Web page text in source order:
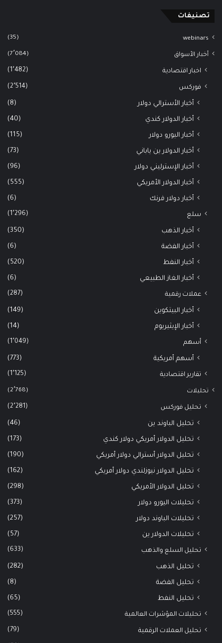
تصنيفات
webinars
(35)
أخبار الأسواق (7٬084)
اخبار اقتصادية (1٬482)
فوركس (2٬514)
أخبار الأسترالي دولار (8)
أخبار الدولار كندي (40)
أخبار اليورو دولار (115)
أخبار الدولار ين ياباني (73)
أخبار الإسترليني دولار (96)
أخبار الدولار الأمريكي (555)
أخبار دولار فرنك (6)
سلع (1٬296)
أخبار الذهب (350)
أخبار الفضة (6)
أخبار النفط (520)
أخبار الغاز الطبيعي (6)
عملات رقمية (287)
أخبار البيتكوين (149)
أخبار الإيثيريوم (14)
أسهم (1٬049)
أسهم أمريكية (773)
تقارير اقتصادية (1٬125)
تحليلات (2٬768)
تحليل فوركس (2٬281)
تحليل الباوند ين (46)
تحليل الدولار أمريكي دولار كندي (173)
تحليل الدولار أسترالي دولار أمريكي (190)
تحليل الدولار نيوزلندي دولار أمريكي (162)
تحليل الدولار الأمريكي (298)
تحليلات اليورو دولار (373)
تحليلات الباوند دولار (257)
تحليلات الدولار ين (57)
تحليل السلع والذهب (633)
تحليل الذهب (282)
تحليل الفضة (8)
تحليل النفط (65)
تحليلات المؤشرات العالمية (555)
تحليل العملات الرقمية (79)